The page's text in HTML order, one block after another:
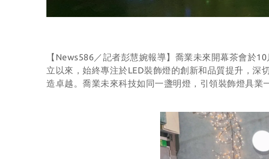
【News586／記者彭慧婉報導】喬業未來開幕茶會於
立以來，始終專注於LED裝飾燈的創新和品質提升，深
造卓越。喬業未來科技如同一盞明燈，引領裝飾燈具業